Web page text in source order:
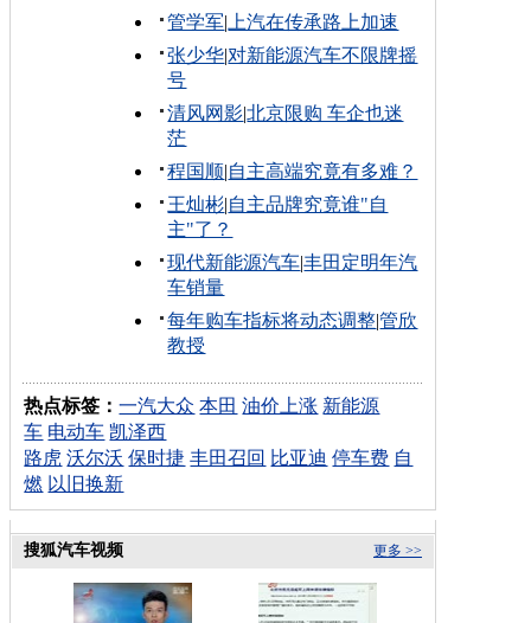
管学军| 上汽在传承路上加速
张少华|对新能源汽车不限牌摇
号
清风网影|北京限购 车企也迷
茫
程国顺|自主高端究竟有多难？
王灿彬|自主品牌究竟谁"自
主"了？
现代新能源汽车|丰田定明年汽
车销量
每年购车指标将动态调整|管欣
教授
热点标签：一汽大众 本田 油价上涨 新能源
车 电动车 凯泽西
路虎 沃尔沃 保时捷 丰田召回 比亚迪 停车费 自
燃 以旧换新
更多 >>
搜狐汽车视频